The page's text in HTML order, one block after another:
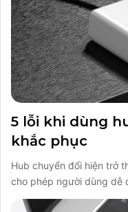
5 lỗi khi dùng
khắc phục
Hub chuyển đổi hiện trở
cho phép người dùng dễ